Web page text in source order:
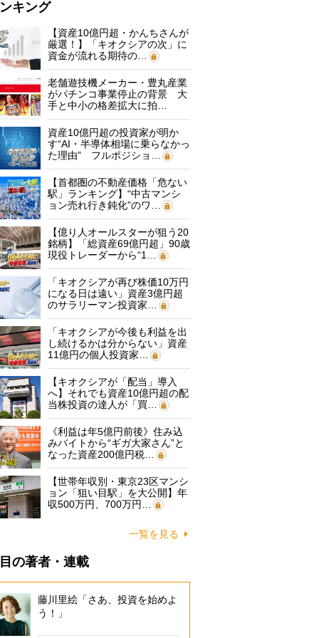
キング
【資産10億円超・かんちさんが
厳選！】「キオクシアの次」に
資金が流れる期待の…
老舗遊技機メーカー・豊丸産業
がパチンコ事業停止の背景 大
手と中小の格差拡大に拍…
資産10億円超の投資家が明か
す“AI・半導体相場に乗らなかっ
た理由” フルポジショ…
【首都圏の不動産価格「危ない
駅」ランキング】“中古マンシ
ョン売れ行き鈍化”のワ…
【億り人オールスターが狙う20
銘柄】「総資産69億円超」90歳
現役トレーダーから“1…
「キオクシアが再び株価10万円
になる日は遠い」資産3億円超
のサラリーマン投資家…
「キオクシアが今後も利益を出
し続けるかは分からない」資産
11億円の個人投資家…
【キオクシアが「配当」導入
へ】それでも資産10億円超の配
当株投資の達人が「買…
《利益は年5億円前後》住み込
みバイトから“ギガ大家さん”と
なった資産200億円税…
【世帯年収別・東京23区マンシ
ョン「狙い目駅」を大公開】年
収500万円、700万円…
一覧を見る
の著者・連載
藤川里絵「さあ、投資を始めよ
う！」